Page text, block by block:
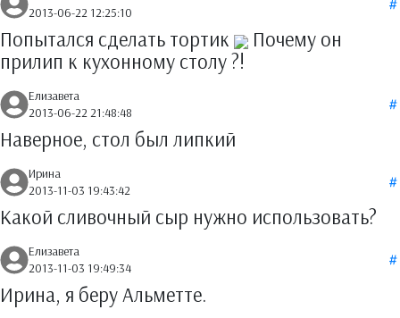
2013-06-22 12:25:10
Попытался сделать тортик
Почему он
прилип к кухонному столу ?!
Елизавета
2013-06-22 21:48:48
Наверное, стол был липкий
Ирина
2013-11-03 19:43:42
Какой сливочный сыр нужно использовать?
Елизавета
2013-11-03 19:49:34
Ирина, я беру Альметте.